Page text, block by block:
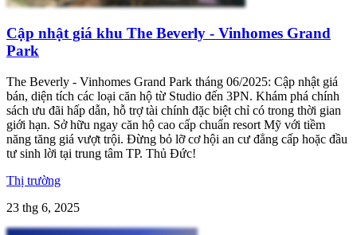
Cập nhật giá khu The Beverly - Vinhomes Grand
Park
The Beverly - Vinhomes Grand Park tháng 06/2025: Cập nhật giá
bán, diện tích các loại căn hộ từ Studio đến 3PN. Khám phá chính
sách ưu đãi hấp dẫn, hỗ trợ tài chính đặc biệt chỉ có trong thời gian
giới hạn. Sở hữu ngay căn hộ cao cấp chuẩn resort Mỹ với tiềm
năng tăng giá vượt trội. Đừng bỏ lỡ cơ hội an cư đẳng cấp hoặc đầu
tư sinh lời tại trung tâm TP. Thủ Đức!
Thị trường
23 thg 6, 2025